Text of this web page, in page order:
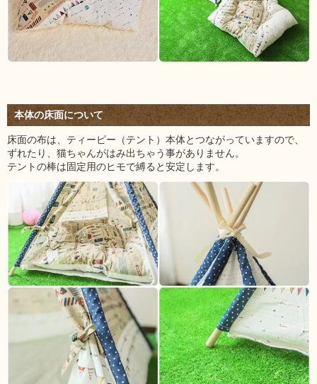
本体の床面について
床面の布は、ティーピー（テント）本体とつながっていますので、
ずれたり、猫ちゃんがはみ出ちゃう事がありません。
テントの棒は固定用のヒモで縛ると安定します。